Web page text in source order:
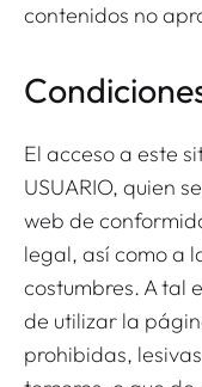
contenidos no
El acceso a este
USUARIO, quien
web de
legal, así como a
costumbres. A tal
de utilizar la
prohibidas,